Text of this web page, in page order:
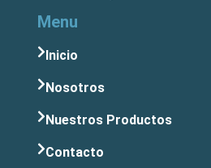
Menu
Inicio
Nosotros
Nuestros Productos
Contacto